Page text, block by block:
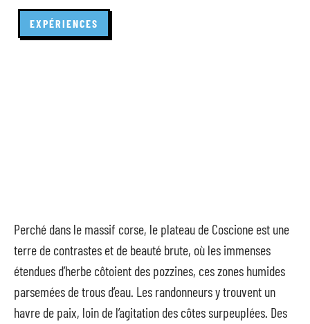
EXPÉRIENCES
Perché dans le massif corse, le plateau de Coscione est une
terre de contrastes et de beauté brute, où les immenses
étendues d’herbe côtoient des pozzines, ces zones humides
parsemées de trous d’eau. Les randonneurs y trouvent un
havre de paix, loin de l’agitation des côtes surpeuplées. Des